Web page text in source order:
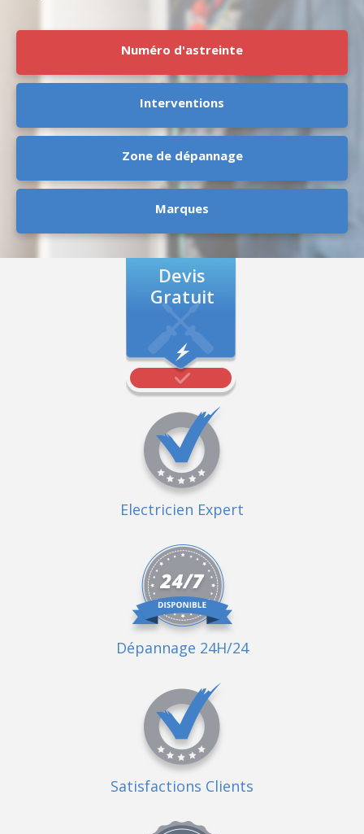
Numéro d'astreinte
Interventions
Zone de dépannage
Marques
Devis
Gratuit
Electricien Expert
Dépannage 24H/24
Satisfactions Clients